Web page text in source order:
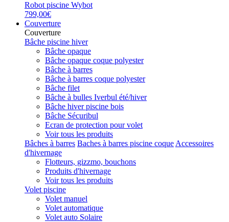
Robot piscine Wybot
799,00€
Couverture
Couverture
Bâche piscine hiver
Bâche opaque
Bâche opaque coque polyester
Bâche à barres
Bâche à barres coque polyester
Bâche filet
Bâche à bulles Iverbul été/hiver
Bâche hiver piscine bois
Bâche Sécuribul
Ecran de protection pour volet
Voir tous les produits
Bâches à barres Baches à barres piscine coque Accessoires
d'hivernage
Flotteurs, gizzmo, bouchons
Produits d'hivernage
Voir tous les produits
Volet piscine
Volet manuel
Volet automatique
Volet auto Solaire